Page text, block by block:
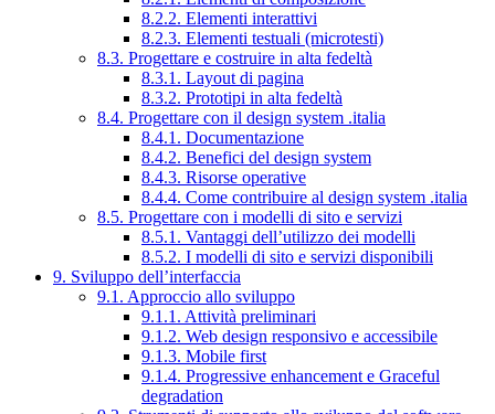
8.2.2. Elementi interattivi
8.2.3. Elementi testuali (microtesti)
8.3. Progettare e costruire in alta fedeltà
8.3.1. Layout di pagina
8.3.2. Prototipi in alta fedeltà
8.4. Progettare con il design system .italia
8.4.1. Documentazione
8.4.2. Benefici del design system
8.4.3. Risorse operative
8.4.4. Come contribuire al design system .italia
8.5. Progettare con i modelli di sito e servizi
8.5.1. Vantaggi dell’utilizzo dei modelli
8.5.2. I modelli di sito e servizi disponibili
9. Sviluppo dell’interfaccia
9.1. Approccio allo sviluppo
9.1.1. Attività preliminari
9.1.2. Web design responsivo e accessibile
9.1.3. Mobile first
9.1.4. Progressive enhancement e Graceful
degradation